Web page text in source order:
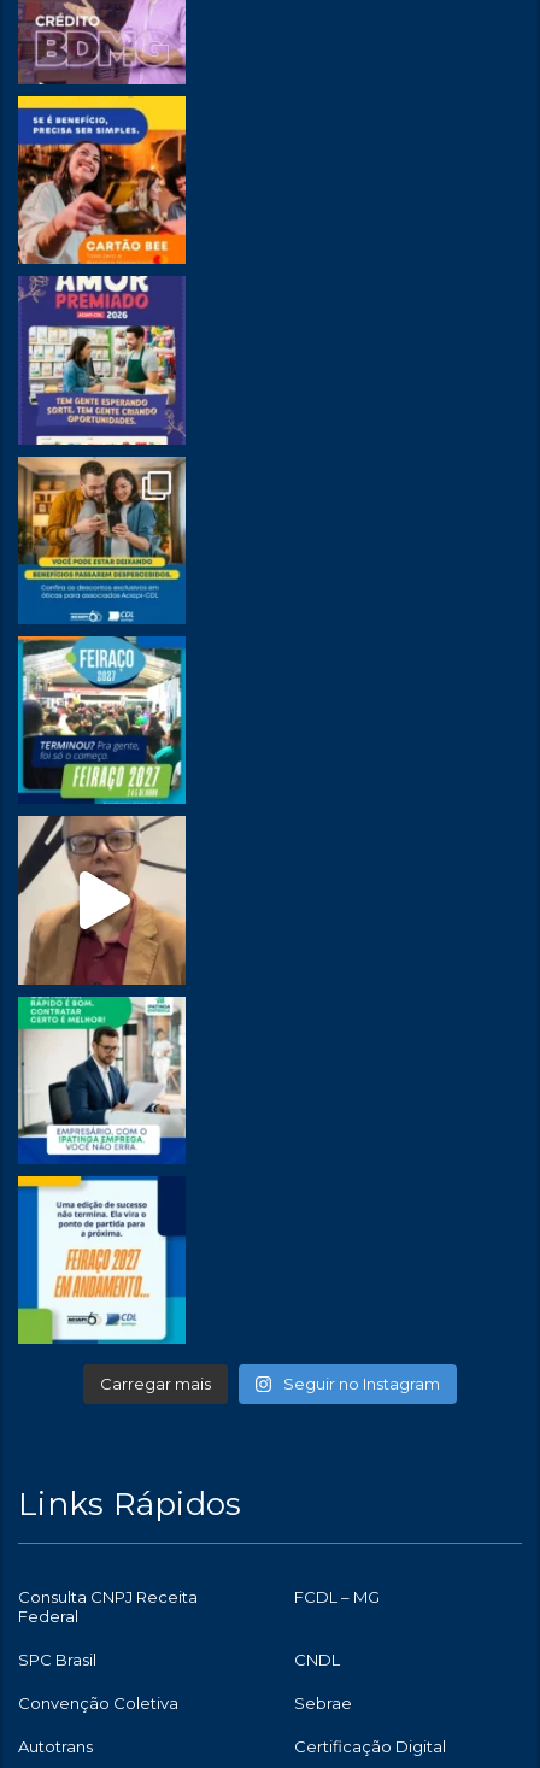
Carregar mais Seguir no Instagram
Links Rápidos
Consulta CNPJ Receita
Federal
FCDL – MG
SPC Brasil CNDL
Convenção Coletiva Sebrae
Autotrans Certificação Digital